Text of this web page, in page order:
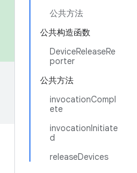
公共方法
公共构造函数
DeviceReleaseRe
porter
公共方法
invocationCompl
ete
invocationInitiate
d
releaseDevices